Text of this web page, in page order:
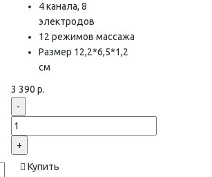
4 канала, 8
электродов
12 режимов массажа
Размер 12,2*6,5*1,2
см
3 390 р.
-
+
Купить